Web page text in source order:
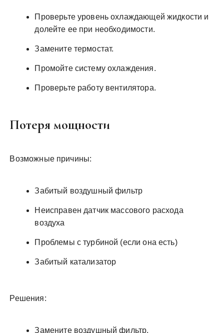
Проверьте уровень охлаждающей жидкости и
долейте ее при необходимости.
Замените термостат.
Промойте систему охлаждения.
Проверьте работу вентилятора.
Потеря мощности
Возможные причины:
Забитый воздушный фильтр
Неисправен датчик массового расхода
воздуха
Проблемы с турбиной (если она есть)
Забитый катализатор
Решения:
Замените воздушный фильтр.